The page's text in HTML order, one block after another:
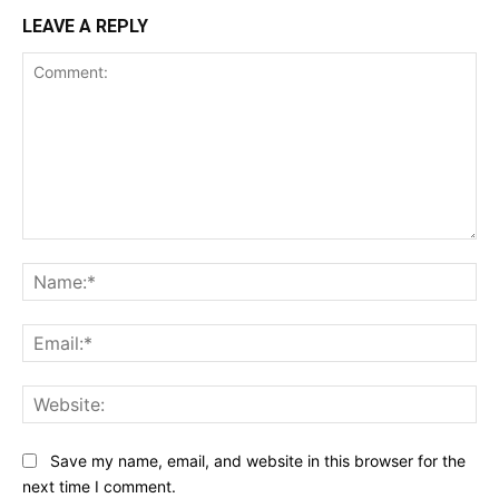
LEAVE A REPLY
Save my name, email, and website in this browser for the
next time I comment.